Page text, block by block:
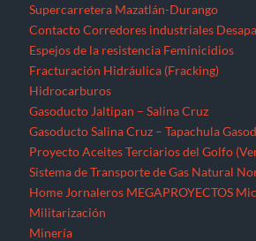
Supercarretera Mazatlán-Durango
Contacto Corredores industriales
Espejos de la resistencia Feminicidios
Fracturación Hidráulica (Fracking)
Hidrocarburos
Gasoducto Jaltipan – Salina Cruz
Gasoducto Salina Cruz – Tapachula
Proyecto Aceites Terciarios del Golfo
Sistema de Transporte de Gas Natural
Home Jornaleros MEGAPROYECTOS
Militarización
Minería